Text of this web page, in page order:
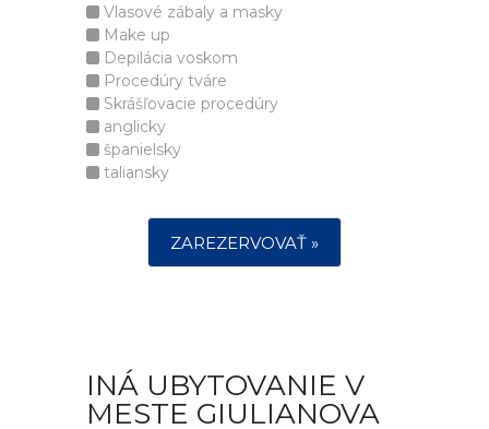
Vlasové zábaly a masky
Make up
Depilácia voskom
Procedúry tváre
Skrášľovacie procedúry
anglicky
španielsky
taliansky
ZAREZERVOVAŤ »
INÁ UBYTOVANIE V
MESTE GIULIANOVA